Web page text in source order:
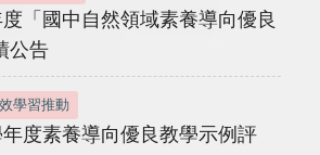
「國中自然領域素養導向優良
公告
學習推動
度素養導向優良教學示例評